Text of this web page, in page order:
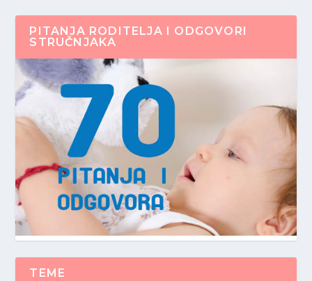
PITANJA RODITELJA I ODGOVORI
STRUČNJAKA
TEME